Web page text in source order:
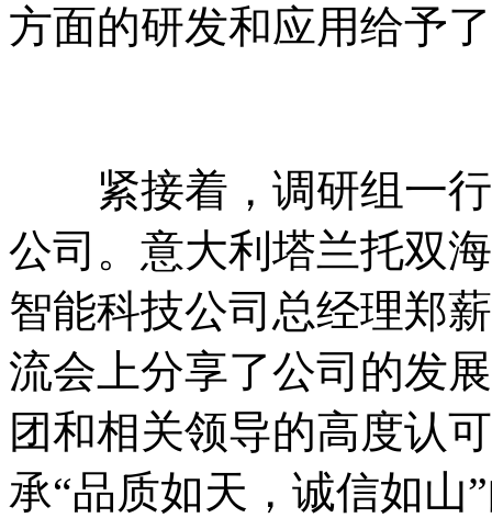
方面的研发和应用给予
紧接着，调研组一行
公司。意大利塔兰托双
智能科技公司总经理郑
流会上分享了公司的发
团和相关领导的高度认
承“品质如天，诚信如山